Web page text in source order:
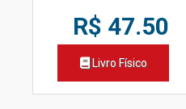
R$ 47.50
Livro Físico